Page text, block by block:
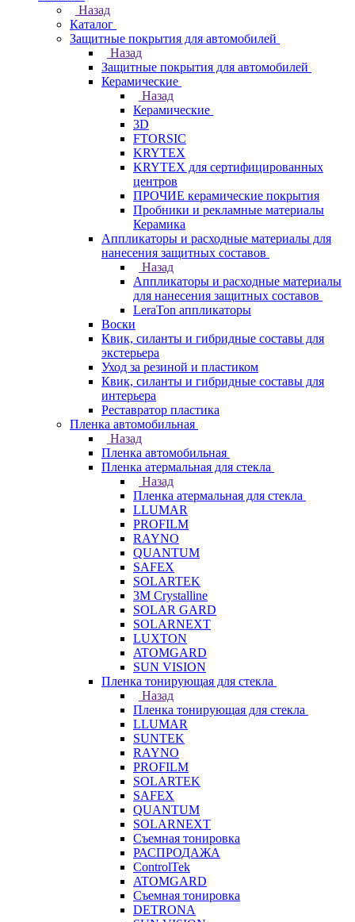
Назад
Каталог
Защитные покрытия для автомобилей
Назад
Защитные покрытия для автомобилей
Керамические
Назад
Керамические
3D
FTORSIC
KRYTEX
KRYTEX для сертифицированных
центров
ПРОЧИЕ керамические покрытия
Пробники и рекламные материалы
Керамика
Аппликаторы и расходные материалы для
нанесения защитных составов
Назад
Аппликаторы и расходные материалы
для нанесения защитных составов
LeraTon аппликаторы
Воски
Квик, силанты и гибридные составы для
экстерьера
Уход за резиной и пластиком
Квик, силанты и гибридные составы для
интерьера
Реставратор пластика
Пленка автомобильная
Назад
Пленка автомобильная
Пленка атермальная для стекла
Назад
Пленка атермальная для стекла
LLUMAR
PROFILM
RAYNO
QUANTUM
SAFEX
SOLARTEK
3M Crystalline
SOLAR GARD
SOLARNEXT
LUXTON
ATOMGARD
SUN VISION
Пленка тонирующая для стекла
Назад
Пленка тонирующая для стекла
LLUMAR
SUNTEK
RAYNO
PROFILM
SOLARTEK
SAFEX
QUANTUM
SOLARNEXT
Съемная тонировка
РАСПРОДАЖА
ControlTek
ATOMGARD
Съемная тонировка
DETRONA